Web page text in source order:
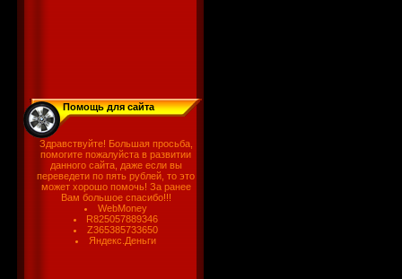
Помощь для сайта
Здравствуйте! Большая просьба,
помогите пожалуйста в развитии
данного сайта, даже если вы
переведети по пять рублей, то это
может хорошо помочь! За ранее
Вам большое спасибо!!!
WebMoney
R825057889346
Z365385733650
Яндекс.Деньги